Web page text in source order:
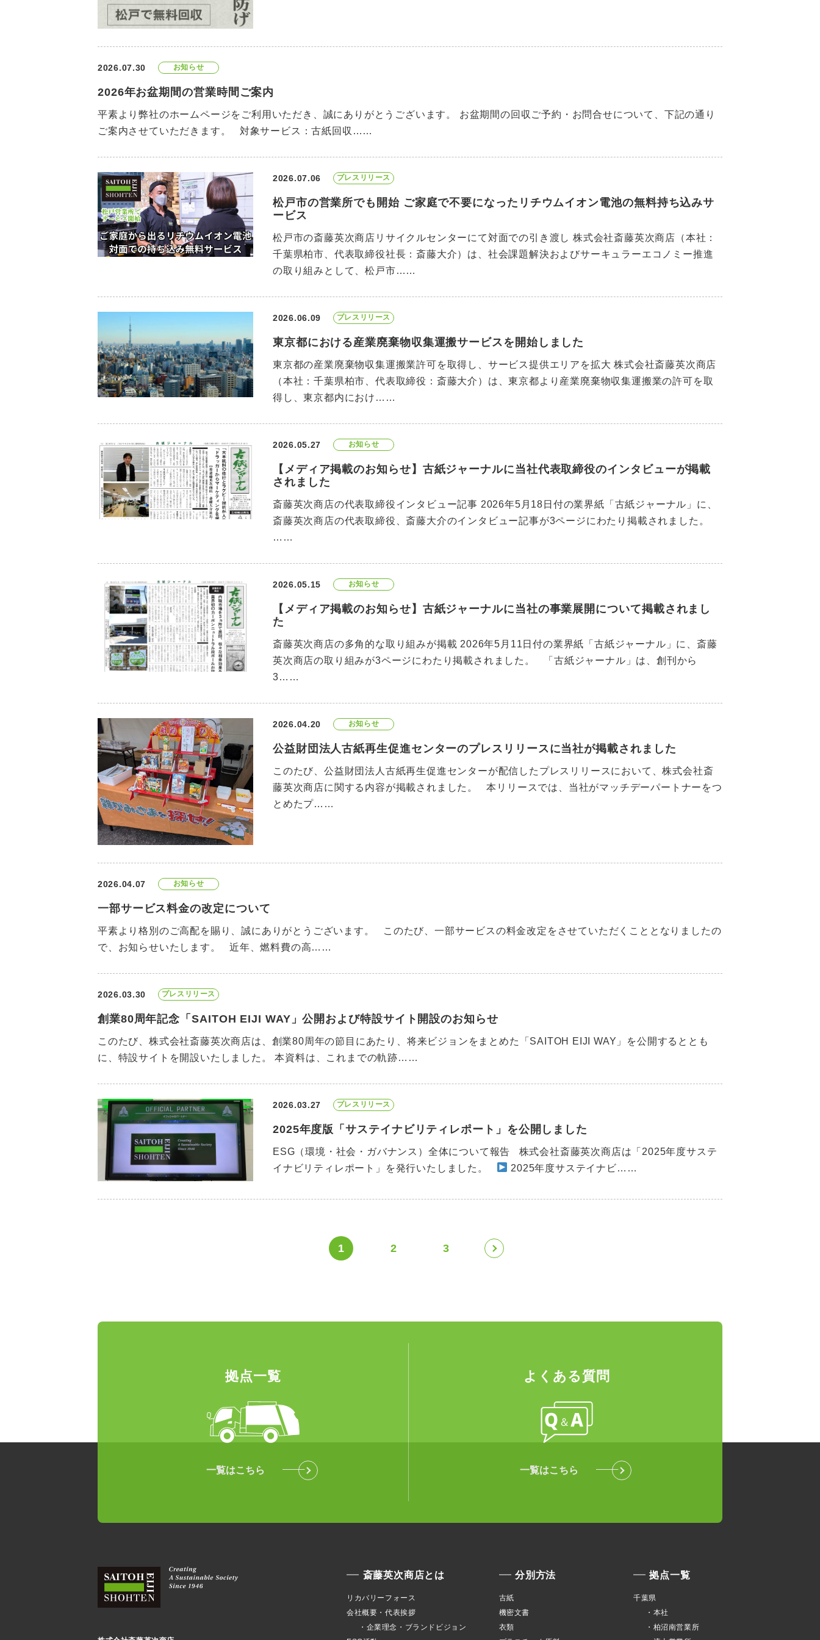
2026.07.30 お知らせ
2026年お盆期間の営業時間ご案内
平素より弊社のホームページをご利用いただき、誠にありがとうございます。 お盆期間の回収ご予約・お問合せについて、下記の通り
ご案内させていただきます。 対象サービス：古紙回収……
2026.07.06 プレスリリース
松戸市の営業所でも開始 ご家庭で不要になったリチウムイオン電池の無料持ち込みサ
ービス
松戸市の斎藤英次商店リサイクルセンターにて対面での引き渡し 株式会社斎藤英次商店（本社：
千葉県柏市、代表取締役社長：斎藤大介）は、社会課題解決およびサーキュラーエコノミー推進
の取り組みとして、松戸市……
2026.06.09 プレスリリース
東京都における産業廃棄物収集運搬サービスを開始しました
東京都の産業廃棄物収集運搬業許可を取得し、サービス提供エリアを拡大 株式会社斎藤英次商店
（本社：千葉県柏市、代表取締役：斎藤大介）は、東京都より産業廃棄物収集運搬業の許可を取
得し、東京都内におけ……
2026.05.27 お知らせ
【メディア掲載のお知らせ】古紙ジャーナルに当社代表取締役のインタビューが掲載
されました
斎藤英次商店の代表取締役インタビュー記事 2026年5月18日付の業界紙「古紙ジャーナル」に、
斎藤英次商店の代表取締役、斎藤大介のインタビュー記事が3ページにわたり掲載されました。
……
2026.05.15 お知らせ
【メディア掲載のお知らせ】古紙ジャーナルに当社の事業展開について掲載されまし
た
斎藤英次商店の多角的な取り組みが掲載 2026年5月11日付の業界紙「古紙ジャーナル」に、斎藤
英次商店の取り組みが3ページにわたり掲載されました。 「古紙ジャーナル」は、創刊から
3……
2026.04.20 お知らせ
公益財団法人古紙再生促進センターのプレスリリースに当社が掲載されました
このたび、公益財団法人古紙再生促進センターが配信したプレスリリースにおいて、株式会社斎
藤英次商店に関する内容が掲載されました。 本リリースでは、当社がマッチデーパートナーをつ
とめたプ……
2026.04.07 お知らせ
一部サービス料金の改定について
平素より格別のご高配を賜り、誠にありがとうございます。 このたび、一部サービスの料金改定をさせていただくこととなりましたの
で、お知らせいたします。 近年、燃料費の高……
2026.03.30 プレスリリース
創業80周年記念「SAITOH EIJI WAY」公開および特設サイト開設のお知らせ
このたび、株式会社斎藤英次商店は、創業80周年の節目にあたり、将来ビジョンをまとめた「SAITOH EIJI WAY」を公開するととも
に、特設サイトを開設いたしました。 本資料は、これまでの軌跡……
2026.03.27 プレスリリース
2025年度版「サステイナビリティレポート」を公開しました
ESG（環境・社会・ガバナンス）全体について報告 株式会社斎藤英次商店は「2025年度サステ
イナビリティレポート」を発行いたしました。
2025年度サステイナビ……
1 2 3 «
拠点一覧
一覧はこちら
よくある質問
一覧はこちら
斎藤英次商店とは
リカバリーフォース
会社概要・代表挨拶
・企業理念・ブランドビジョン
分別方法
古紙
機密文書
衣類
拠点一覧
千葉県
・本社
・柏沼南営業所